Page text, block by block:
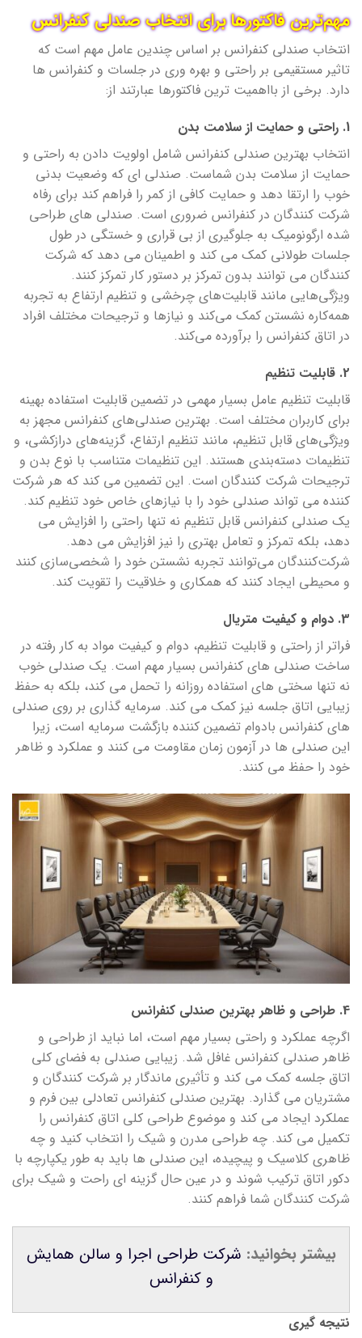
مهم‌ترین فاکتورها برای انتخاب صندلی کنفرانس
انتخاب صندلی کنفرانس بر اساس چندین عامل مهم است که
تاثیر مستقیمی بر راحتی و بهره وری در جلسات و کنفرانس ها
دارد. برخی از بااهمیت ترین فاکتورها عبارتند از:
1. راحتی و حمایت از سلامت بدن
انتخاب بهترین صندلی کنفرانس شامل اولویت دادن به راحتی و
حمایت از سلامت بدن شماست. صندلی ای که وضعیت بدنی
خوب را ارتقا دهد و حمایت کافی از کمر را فراهم کند برای رفاه
شرکت کنندگان در کنفرانس ضروری است. صندلی های طراحی
شده ارگونومیک به جلوگیری از بی قراری و خستگی در طول
جلسات طولانی کمک می کند و اطمینان می دهد که شرکت
کنندگان می توانند بدون تمرکز بر دستور کار تمرکز کنند.
ویژگی‌هایی مانند قابلیت‌های چرخشی و تنظیم ارتفاع به تجربه
همه‌کاره نشستن کمک می‌کند و نیازها و ترجیحات مختلف افراد
در اتاق کنفرانس را برآورده می‌کند.
2. قابلیت تنظیم
قابلیت تنظیم عامل بسیار مهمی در تضمین قابلیت استفاده بهینه
برای کاربران مختلف است. بهترین صندلی‌های کنفرانس مجهز به
ویژگی‌های قابل تنظیم، مانند تنظیم ارتفاع، گزینه‌های درازکشی، و
تنظیمات دسته‌بندی هستند. این تنظیمات متناسب با نوع بدن و
ترجیحات شرکت کنندگان است. این تضمین می کند که هر شرکت
کننده می تواند صندلی خود را با نیازهای خاص خود تنظیم کند.
یک صندلی کنفرانس قابل تنظیم نه تنها راحتی را افزایش می
دهد، بلکه تمرکز و تعامل بهتری را نیز افزایش می دهد.
شرکت‌کنندگان می‌توانند تجربه نشستن خود را شخصی‌سازی کنند
و محیطی ایجاد کنند که همکاری و خلاقیت را تقویت کند.
3. دوام و کیفیت متریال
فراتر از راحتی و قابلیت تنظیم، دوام و کیفیت مواد به کار رفته در
ساخت صندلی های کنفرانس بسیار مهم است. یک صندلی خوب
نه تنها سختی های استفاده روزانه را تحمل می کند، بلکه به حفظ
زیبایی اتاق جلسه نیز کمک می کند. سرمایه گذاری بر روی صندلی
های کنفرانس بادوام تضمین کننده بازگشت سرمایه است، زیرا
این صندلی ها در آزمون زمان مقاومت می کنند و عملکرد و ظاهر
خود را حفظ می کنند.
4. طراحی و ظاهر بهترین صندلی کنفرانس
اگرچه عملکرد و راحتی بسیار مهم است، اما نباید از طراحی و
ظاهر صندلی کنفرانس غافل شد. زیبایی صندلی به فضای کلی
اتاق جلسه کمک می کند و تأثیری ماندگار بر شرکت کنندگان و
مشتریان می گذارد. بهترین صندلی کنفرانس تعادلی بین فرم و
عملکرد ایجاد می کند و موضوع طراحی کلی اتاق کنفرانس را
تکمیل می کند. چه طراحی مدرن و شیک را انتخاب کنید و چه
ظاهری کلاسیک و پیچیده، این صندلی ها باید به طور یکپارچه با
دکور اتاق ترکیب شوند و در عین حال گزینه ای راحت و شیک برای
شرکت کنندگان شما فراهم کنند.
بیشتر بخوانید: شرکت طراحی اجرا و سالن همایش
و کنفرانس
نتیجه گیری